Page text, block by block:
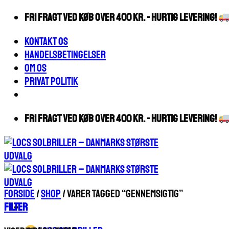
Fortsæt
indhold
FRI FRAGT VED KØB OVER 400 KR. - HURTIG LEVERING!
Kontakt os
Handelsbetingelser
Om os
Privat Politik
FRI FRAGT VED KØB OVER 400 KR. - HURTIG LEVERING!
Forside/Shop/Varer tagged “gennemsigtig”
Filter